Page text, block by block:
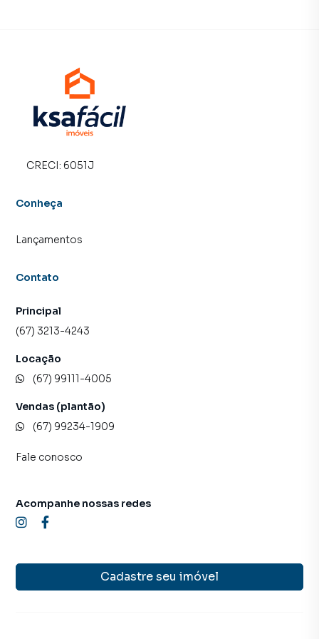
CRECI: 6051J
Conheça
Lançamentos
Contato
Principal
(67) 3213-4243
Locação
(67) 99111-4005
Vendas (plantão)
(67) 99234-1909
Fale conosco
Cadastre seu imóvel
Acompanhe nossas redes